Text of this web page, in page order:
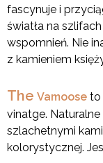
fascynuje i
światła na
wspomnień. Nie
z kamieniem
The Vamoose to
vinatge.
szlachetnymi
kolorystycznej.